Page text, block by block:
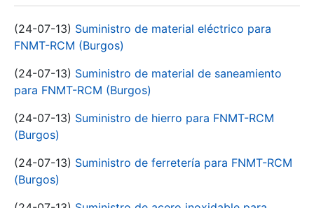
(24-07-13) Suministro de material eléctrico para
FNMT-RCM (Burgos)
(24-07-13) Suministro de material de saneamiento
para FNMT-RCM (Burgos)
(24-07-13) Suministro de hierro para FNMT-RCM
(Burgos)
(24-07-13) Suministro de ferretería para FNMT-RCM
(Burgos)